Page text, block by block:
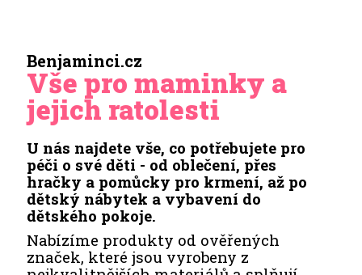
Benjaminci.cz
Vše pro maminky a
jejich ratolesti
U nás najdete vše, co potřebujete pro
péči o své děti - od oblečení, přes
hračky a pomůcky pro krmení, až po
dětský nábytek a vybavení do
dětského pokoje.
Nabízíme produkty od ověřených
značek, které jsou vyrobeny z